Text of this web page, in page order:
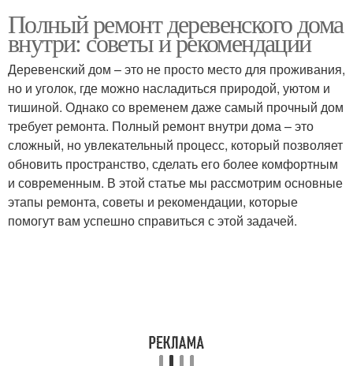
Полный ремонт деревенского дома
внутри: советы и рекомендации
Деревенский дом – это не просто место для проживания,
но и уголок, где можно насладиться природой, уютом и
тишиной. Однако со временем даже самый прочный дом
требует ремонта. Полный ремонт внутри дома – это
сложный, но увлекательный процесс, который позволяет
обновить пространство, сделать его более комфортным
и современным. В этой статье мы рассмотрим основные
этапы ремонта, советы и рекомендации, которые
помогут вам успешно справиться с этой задачей.